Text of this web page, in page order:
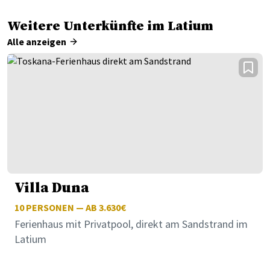
Weitere Unterkünfte im Latium
Alle anzeigen
Villa Duna
10PERSONEN — AB 3.630€
Ferienhaus mit Privatpool, direkt am Sandstrand im
Latium